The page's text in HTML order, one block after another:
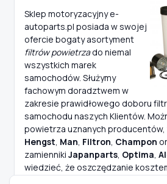
Sklep motoryzacyjny e-
autoparts.pl posiada w swojej
ofercie bogaty asortyment
filtrów powietrzado niemal
wszystkich marek
samochodów. Służymy
fachowym doradztwem w
zakresie prawidłowego doboru
samochodu naszych Klientów.
powietrza uznanych producentów,
Hengst, Man, Filtron, Champon
zamienniki Japanparts, Optima,
wiedzieć, że oszczędzanie